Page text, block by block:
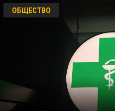
ОБЩЕСТВО